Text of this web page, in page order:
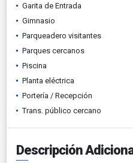
Garita de Entrada
Gimnasio
Parqueadero visitantes
Parques cercanos
Piscina
Planta eléctrica
Portería / Recepción
Trans. público cercano
Descripción